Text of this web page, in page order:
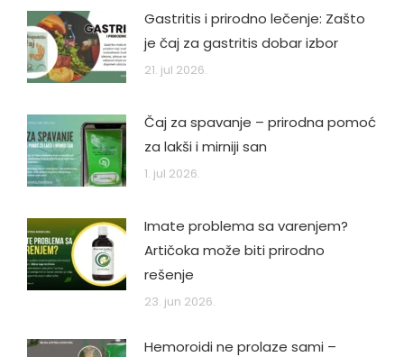
Gastritis i prirodno lečenje: Zašto
je čaj za gastritis dobar izbor
21. jul 2026.
Čaj za spavanje – prirodna pomoć
za lakši i mirniji san
1. jul 2026.
Imate problema sa varenjem?
Artičoka može biti prirodno
rešenje
23. jun 2026.
Hemoroidi ne prolaze sami –